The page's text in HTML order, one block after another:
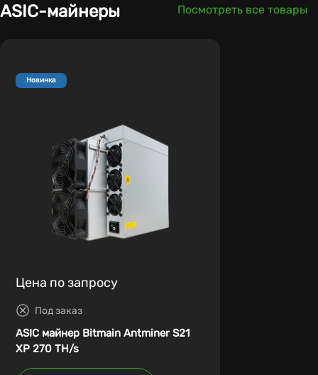
ASIC-майнеры Посмотреть все товары
Новинка
Цена по запросу
Под заказ
ASIC майнер Bitmain Antminer S21
XP 270 TH/s